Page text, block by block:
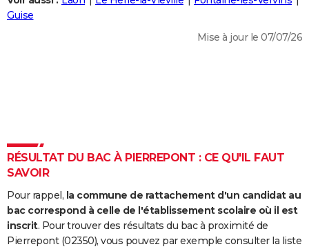
Destinations
City break
Voyage nature
Voyage de noces
Forum
Climat
+
PHOTO
Dictionnaire
Biographies
Citations
Expressions
Proverbes
PROGRAMME TV
S'inscrire
Se connecter
Lycées
Collèges
Primaires
Universités
Entreprises
Service militaire
Avis de recherche
AVIS DE DÉCÈS
FORUM
Guise
Mise à jour le 07/07/26
RÉSULTAT DU BAC À PIERREPONT : CE QU'IL FAUT
SAVOIR
Pour rappel, la commune de rattachement d'un candidat au
bac correspond à celle de l'établissement scolaire où il est
inscrit. Pour trouver des résultats du bac à proximité de
Pierrepont (02350), vous pouvez par exemple consulter la liste